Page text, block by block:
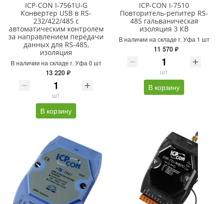
ICP-CON I-7561U-G
Конвертер USB в RS-
232/422/485 с
автоматическим контролем
за направлением передачи
данных для RS-485,
изоляция
В наличии на складе г. Уфа 0 шт
13 220 ₽
шт
В корзину
ICP-CON I-7510
Повторитель-репитер RS-
485 гальваническая
изоляция 3 КВ
В наличии на складе г. Уфа 1 шт
11 570 ₽
шт
В корзину